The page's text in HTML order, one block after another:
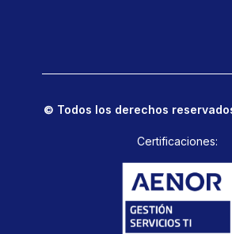
© Todos los derechos
Certificaciones: